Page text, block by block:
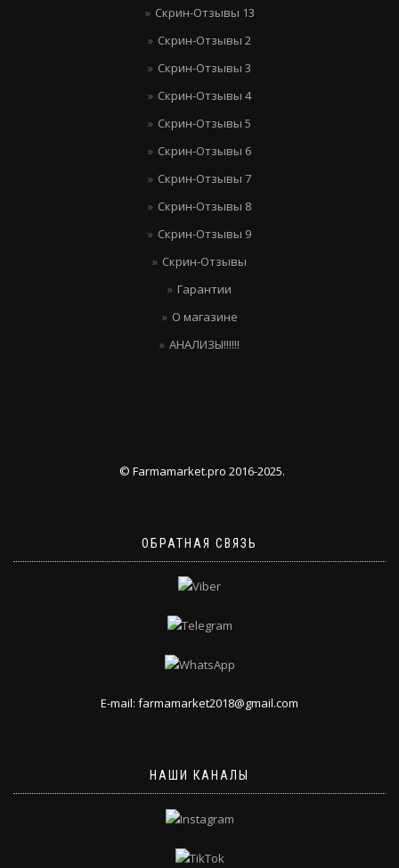
Скрин-Отзывы 13
Скрин-Отзывы 2
Скрин-Отзывы 3
Скрин-Отзывы 4
Скрин-Отзывы 5
Скрин-Отзывы 6
Скрин-Отзывы 7
Скрин-Отзывы 8
Скрин-Отзывы 9
Скрин-Отзывы
Гарантии
О магазине
АНАЛИЗЫ!!!!!!
© Farmamarket.pro 2016-2025.
ОБРАТНАЯ СВЯЗЬ
E-mail: farmamarket2018@gmail.com
НАШИ КАНАЛЫ